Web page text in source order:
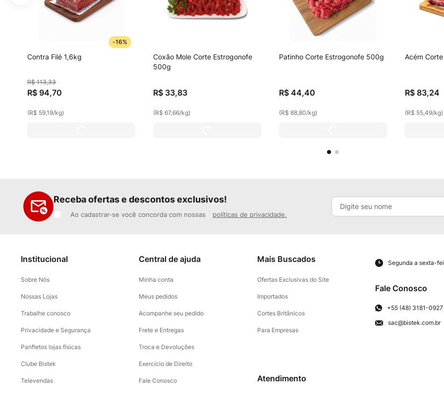
-16%
Contra Filé 1,6kg
R$ 113,33
R$ 94,70
(R$ 59,19/kg)
Coxão Mole Corte Estrogonofe
500g
R$ 33,83
(R$ 67,66/kg)
Patinho Corte Estrogonofe 500g
R$ 44,40
(R$ 88,80/kg)
Acém
R$ 83,24
(R$ 55,49/kg)
Receba ofertas e descontos exclusivos!
Ao cadastrar-se você concorda com nossas políticas de privacidade.
Institucional
Sobre Nós
Nossas Lojas
Trabalhe conosco
Privacidade e Segurança
Panfletos lojas físicas
Clube Bistek
Televendas
Central de ajuda
Minha conta
Meus pedidos
Acompanhe seu pedido
Frete e Entregas
Troca e Devoluções
Exercício de Direito
Fale Conosco
Mais Buscados
Ofertas Exclusivas do Site
Importados
Cortes Britânicos
Para Empresas
Atendimento
Segunda a sexta-
Fale Conosco
+55 (48) 3181-0927
sac@bistek.com.br